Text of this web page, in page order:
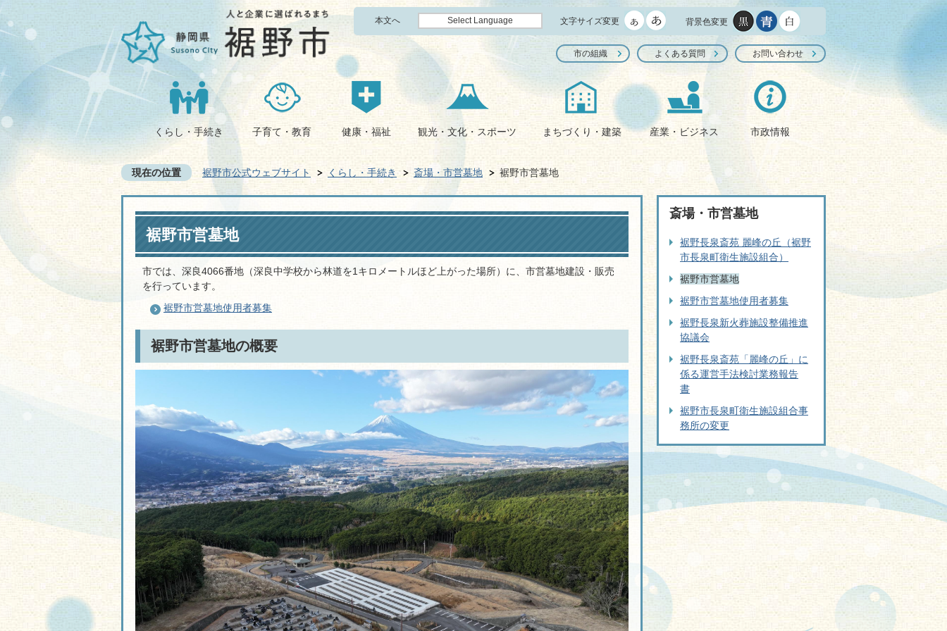
本文へ Select Language 文字サイズ変更 背景色変更
市の組織 よくある質問 お問い合わせ
くらし・手続き 子育て・教育 健康・福祉 観光・文化・スポーツ まちづくり・建築 産業・ビジネス 市政情報
現在の位置 裾野市公式ウェブサイト くらし・手続き 斎場・市営墓地 裾野市営墓地
裾野市営墓地
市では、深良4066番地（深良中学校から林道を1キロメートルほど上がった場所）に、市営墓地建設・販売
を行っています。
裾野市営墓地使用者募集
裾野市営墓地の概要
斎場・市営墓地
裾野長泉斎苑 麗峰の丘（裾野
市長泉町衛生施設組合）
裾野市営墓地
裾野市営墓地使用者募集
裾野長泉新火葬施設整備推進
協議会
裾野長泉斎苑「麗峰の丘」に
係る運営手法検討業務報告
書
裾野市長泉町衛生施設組合事
務所の変更